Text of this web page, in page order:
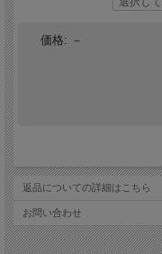
価格: －
返品についての詳細はこちら
お問い合わせ